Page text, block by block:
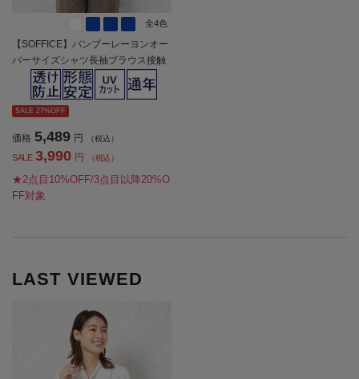
全4色
【SOFFICE】バンブーレーヨンオー
バーサイズシャツ長袖ブラウス接触
冷感通年【レディース】
SALE 27%OFF
価格 5,489 円 （税込）
SALE 3,990 円 （税込）
★2点目10%OFF/3点目以降20%O
FF対象
LAST VIEWED